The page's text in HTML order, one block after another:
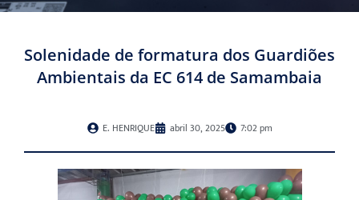
Solenidade de formatura dos Guardiões
Ambientais da EC 614 de Samambaia
E. HENRIQUE abril 30, 2025 7:02 pm